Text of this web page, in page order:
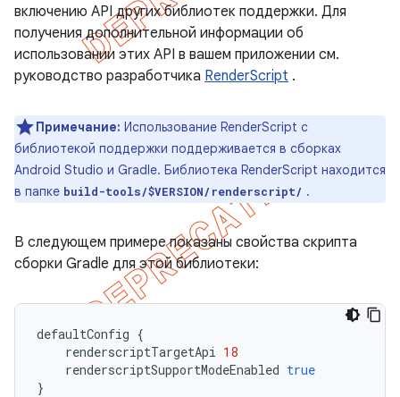
включению API других библиотек поддержки. Для
получения дополнительной информации об
использовании этих API в вашем приложении см.
руководство разработчика RenderScript .
Примечание: Использование RenderScript с
библиотекой поддержки поддерживается в сборках
Android Studio и Gradle. Библиотека RenderScript находится
в папке build-tools/$VERSION/renderscript/ .
В следующем примере показаны свойства скрипта
сборки Gradle для этой библиотеки:
defaultConfig {
renderscriptTargetApi 18
renderscriptSupportModeEnabled true
}